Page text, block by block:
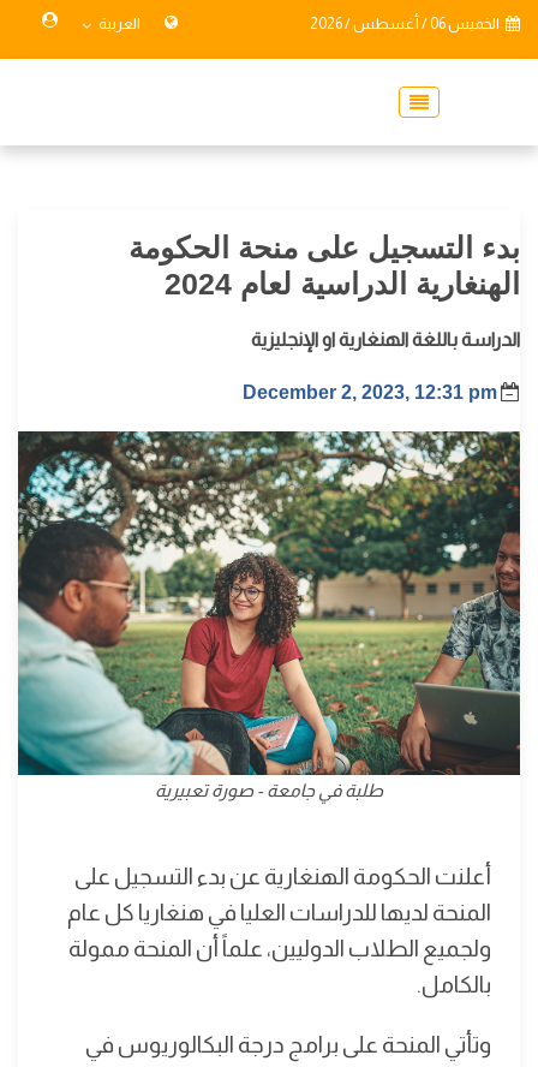
الخميس 06 / أغسطس / 2026 العربية
بدء التسجيل على منحة الحكومة
الهنغارية الدراسية لعام 2024
الدراسة باللغة الهنغارية او الإنجليزية
December 2, 2023, 12:31 pm
طلبة في جامعة - صورة تعبيرية
أعلنت الحكومة الهنغارية عن بدء التسجيل على
المنحة لديها للدراسات العليا في هنغاريا كل عام
ولجميع الطلاب الدوليين، علماً أن المنحة ممولة
بالكامل.
وتأتي المنحة على برامج درجة البكالوريوس في